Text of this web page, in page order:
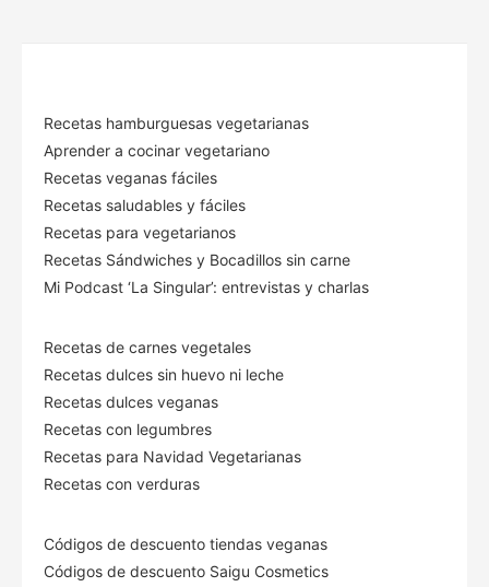
Recetas hamburguesas vegetarianas
Aprender a cocinar vegetariano
Recetas veganas fáciles
Recetas saludables y fáciles
Recetas para vegetarianos
Recetas Sándwiches y Bocadillos sin carne
Mi Podcast ‘La Singular’: entrevistas y charlas
Recetas de carnes vegetales
Recetas dulces sin huevo ni leche
Recetas dulces veganas
Recetas con legumbres
Recetas para Navidad Vegetarianas
Recetas con verduras
Códigos de descuento tiendas veganas
Códigos de descuento Saigu Cosmetics